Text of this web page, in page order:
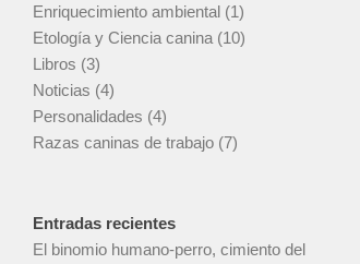
Enriquecimiento ambiental (1)
Etología y Ciencia canina (10)
Libros (3)
Noticias (4)
Personalidades (4)
Razas caninas de trabajo (7)
Entradas recientes
El binomio humano-perro, cimiento del